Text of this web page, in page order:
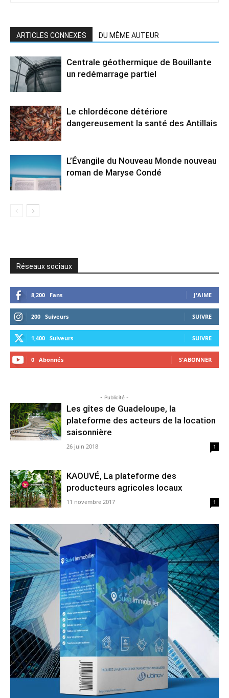
ARTICLES CONNEXES DU MÊME AUTEUR
Centrale géothermique de Bouillante
un redémarrage partiel
Le chlordécone détériore
dangereusement la santé des Antillais
L’Évangile du Nouveau Monde nouveau
roman de Maryse Condé
Réseaux sociaux
8,200 Fans J'AIME
200 Suiveurs SUIVRE
1,400 Suiveurs SUIVRE
0 Abonnés S'ABONNER
- Publicité -
Les gîtes de Guadeloupe, la
plateforme des acteurs de la location
saisonnière
26 juin 2018 1
KAOUVÉ, La plateforme des
producteurs agricoles locaux
11 novembre 2017 1